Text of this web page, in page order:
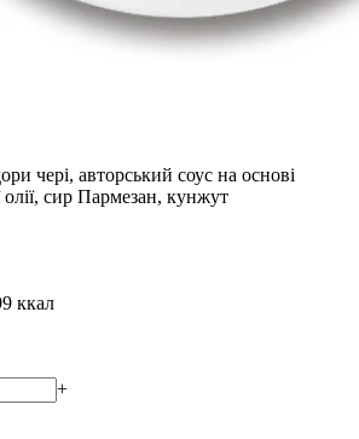
чері, авторський соус на основі
олії, сир Пармезан, кунжут
ккал
+